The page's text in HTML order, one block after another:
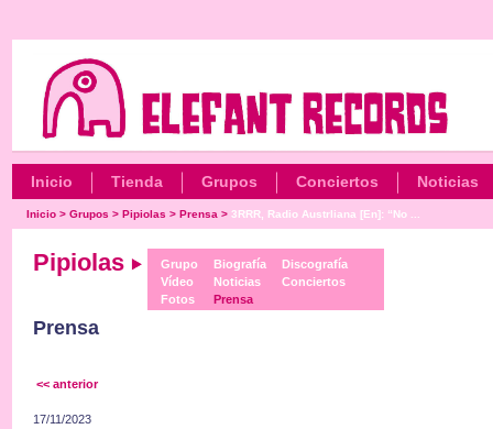
Inicio Tienda Grupos Conciertos Noticias
Inicio> Grupos > Pipiolas > Prensa > 3RRR, Radio Austrliana [En]: “No ...
Pipiolas
Grupo
Vídeo
Fotos
Biografía
Noticias
Prensa
Discografía
Conciertos
Prensa
<< anterior
17/11/2023